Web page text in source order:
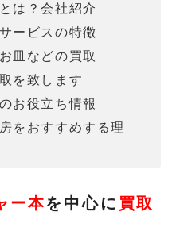
は？会社紹介
ービスの特徴
皿などの買取
を致します
お役立ち情報
をおすすめする理
ー本を 中心に 買取